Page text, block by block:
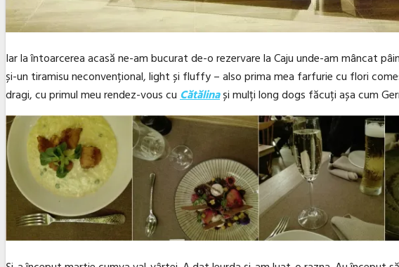
Iar la întoarcerea acasă ne-am bucurat de-o rezervare la Caju unde-am mâncat
și-un tiramisu neconvențional, light și fluffy – also prima mea farfurie cu flori
dragi, cu primul meu rendez-vous cuCătălinași mulți long dogs făcuți așa cum